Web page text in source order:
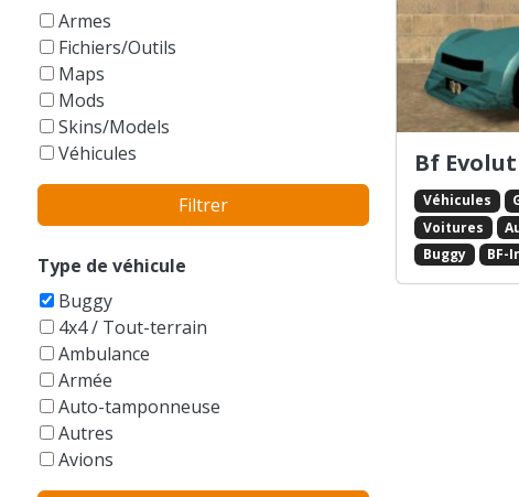
Armes
Fichiers/Outils
Maps
Mods
Skins/Models
Véhicules
Filtrer
Type de véhicule
Buggy
4x4 / Tout-terrain
Ambulance
Armée
Auto-tamponneuse
Autres
Avions
Balayeuse
Bf
Véhicules
Voitures
Buggy
BF-